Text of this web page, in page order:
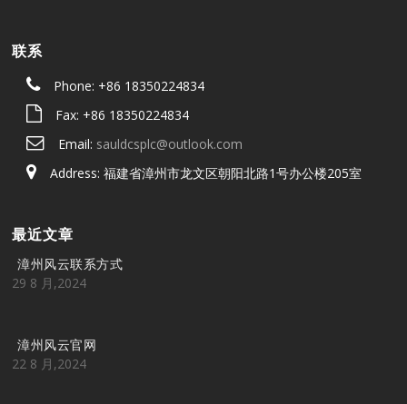
联系
Phone: +86 18350224834
Fax: +86 18350224834
Email: sauldcsplc@outlook.com
Address: 福建省漳州市龙文区朝阳北路1号办公楼205室
最近文章
漳州风云联系方式
29 8 月,2024
漳州风云官网
22 8 月,2024